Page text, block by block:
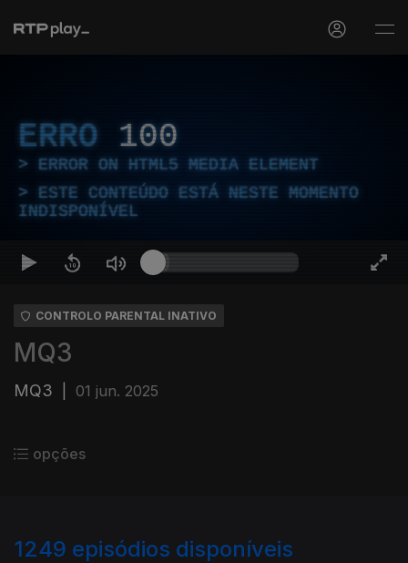
ERRO 100
ERROR ON HTML5 MEDIA ELEMENT
ESTE CONTEÚDO ESTÁ NESTE MOMENTO
INDISPONÍVEL
CONTROLO PARENTAL INATIVO
MQ3
MQ3 01 jun. 2025
opções
1249 episódios disponíveis